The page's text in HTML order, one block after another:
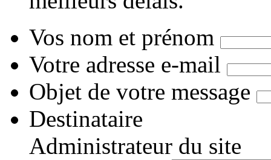
Vos nom et prénom
Votre adresse e-mail
Objet de votre message
Destinataire
Administrateur du site